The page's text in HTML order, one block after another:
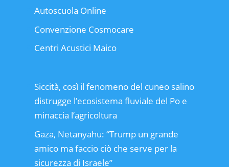
Autoscuola Online
Convenzione Cosmocare
Centri Acustici Maico
Siccità, così il fenomeno del cuneo salino
distrugge l’ecosistema fluviale del Po e
minaccia l’agricoltura
Gaza, Netanyahu: “Trump un grande
amico ma faccio ciò che serve per la
sicurezza di Israele”